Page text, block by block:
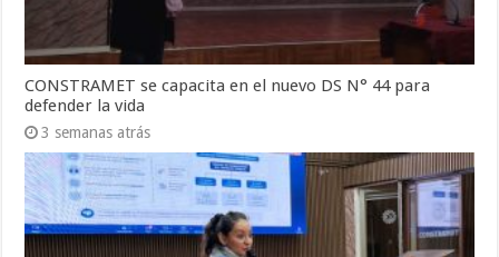
CONSTRAMET se capacita en el nuevo DS N° 44 para
defender la vida
3 semanas atrás